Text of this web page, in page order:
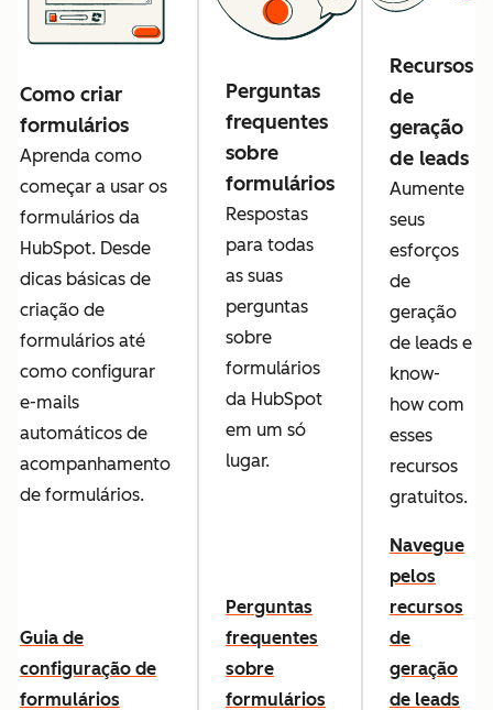
Como criar
formulários
Aprenda como
começar a usar os
formulários da
HubSpot. Desde
dicas básicas de
criação de
formulários até
como configurar
e-mails
automáticos de
acompanhamento
de formulários.
Guia de
configuração de
formulários
Perguntas
frequentes
sobre
formulários
Respostas
para todas
as suas
perguntas
sobre
formulários
da HubSpot
em um só
lugar.
Perguntas
frequentes
sobre
formulários
Recursos
de
geração
de leads
Aumente
seus
esforços
de
geração
de leads e
know-
how com
esses
recursos
gratuitos.
Navegue
pelos
recursos
de
geração
de leads